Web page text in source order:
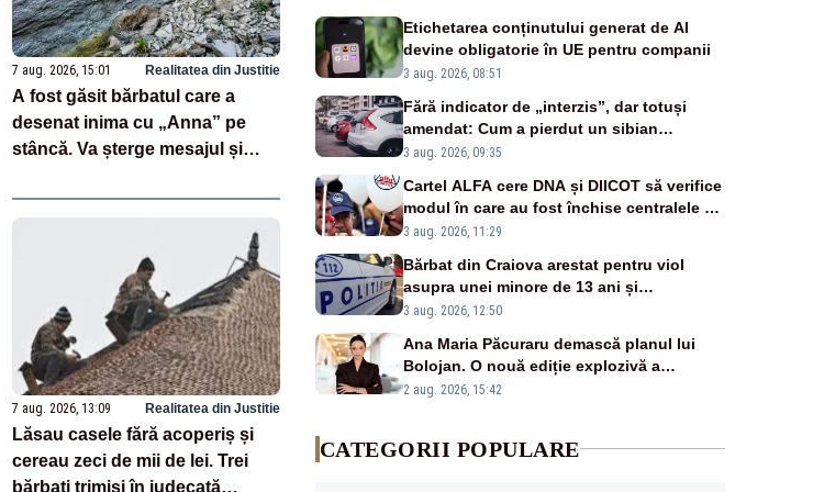
7 aug. 2026, 15:01 Realitatea din Justitie
A fost găsit bărbatul care a
desenat inima cu „Anna” pe
stâncă. Va șterge mesajul și
7 aug. 2026, 13:09 Realitatea din Justitie
Lăsau casele fără acoperiș și
cereau zeci de mii de lei. Trei
bărbați trimiși în judecată
Etichetarea conținutului generat de AI
devine obligatorie în UE pentru companii
3 aug. 2026, 08:51
Fără indicator de „interzis”, dar totuși
amendat: Cum a pierdut un sibian
procesul pentru o parcare în centrul
3 aug. 2026, 09:35
Cartel ALFA cere DNA și DIICOT să verifice
modul în care au fost închise centralele pe
cărbune
3 aug. 2026, 11:29
Bărbat din Craiova arestat pentru viol
asupra unei minore de 13 ani și
pornografie infantilă
3 aug. 2026, 12:50
Ana Maria Păcuraru demască planul lui
Bolojan. O nouă ediție explozivă a
emisiunii „Miza Zilei” la Realitatea PLUS
2 aug. 2026, 15:42
CATEGORII POPULARE